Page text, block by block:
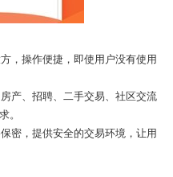
，操作便捷，即使用户没有使用
产、招聘、二手交易、社区交流
。
密，提供安全的交易环境，让用